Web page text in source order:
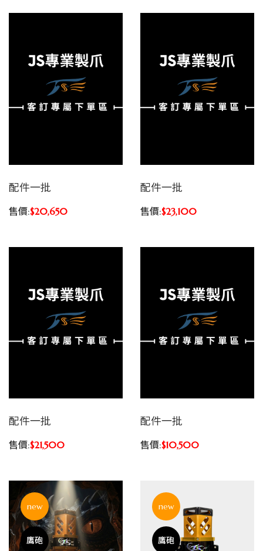
配件一批
售價:$20,650
配件一批
售價:$23,100
配件一批
售價:$21,500
配件一批
售價:$10,500
new
鷹砲
new
鷹砲